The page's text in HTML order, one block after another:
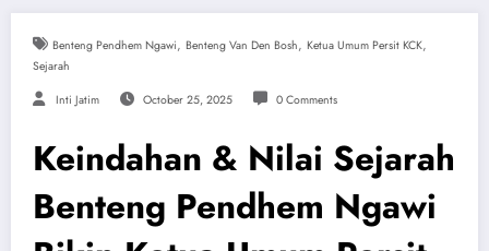
Benteng Pendhem Ngawi, Benteng Van Den Bosh, Ketua Umum Persit KCK,
Sejarah
Inti Jatim October 25, 2025 0 Comments
Keindahan & Nilai Sejarah
Benteng Pendhem Ngawi